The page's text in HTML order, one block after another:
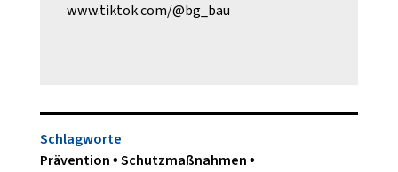
www.tiktok.com/@bg_bau
Schlagworte
Prävention Schutzmaßnahmen